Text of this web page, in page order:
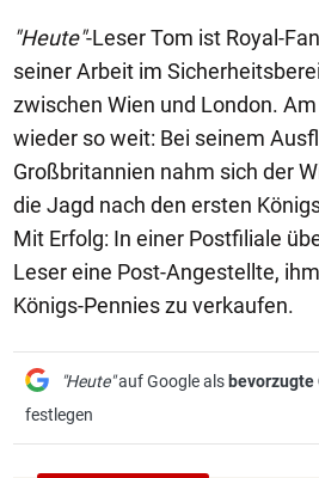
"Heute"-Leser Tom ist Royal-
seiner Arbeit im
zwischen Wien und London.
wieder so weit: Bei seinem
Großbritannien nahm sich der
die Jagd nach den ersten
Mit Erfolg: In einer Postfiliale
Leser eine Post-Angestellte,
Königs-Pennies zu verkaufen.
"Heute"auf Google als bevorzugte
festlegen